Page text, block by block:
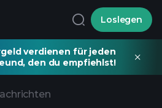
Loslegen
verdienen für jeden
den du empfiehlst!